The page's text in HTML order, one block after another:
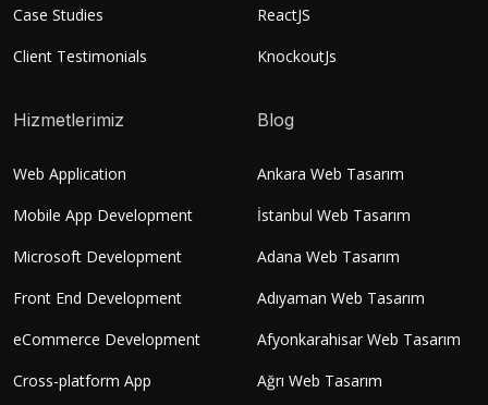
Case Studies
Client Testimonials
ReactJS
KnockoutJs
Hizmetlerimiz
Web Application
Mobile App Development
Microsoft Development
Front End Development
eCommerce Development
Cross-platform App
Blog
Ankara Web Tasarım
İstanbul Web Tasarım
Adana Web Tasarım
Adıyaman Web Tasarım
Afyonkarahisar Web Tasarım
Ağrı Web Tasarım